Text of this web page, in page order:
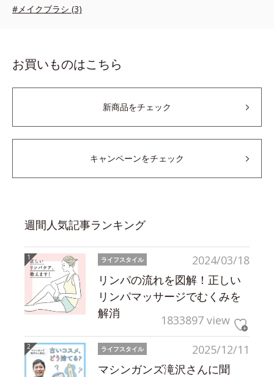
#メイクブラシ (3)
お買いものはこちら
新商品をチェック
キャンペーンをチェック
週間人気記事ランキング
2024/03/18
ライフスタイル
リンパの流れを図解！正しい
リンパマッサージでむくみを
解消
1833897 view
2025/12/11
ライフスタイル
マシンガンズ滝沢さんに聞